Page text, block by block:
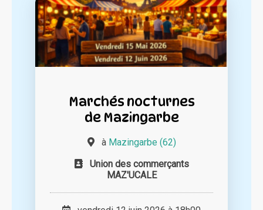
Marchés nocturnes
de Mazingarbe
à Mazingarbe (62)
Union des commerçants
MAZ'UCALE